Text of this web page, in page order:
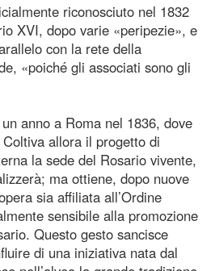
riconosciuto nel 1832
XVI, dopo varie «peripezie», e
con la rete della
«poiché gli associati sono gli
anno a Roma nel 1836, dove
allora il progetto di
la sede del Rosario vivente,
ma ottiene, dopo nuove
sia affiliata all’Ordine
sensibile alla promozione
Questo gesto sancisce
di una iniziativa nata dal